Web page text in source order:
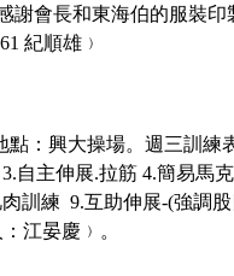
會長和東海伯的服裝
紀順雄﹚
：興大操場。 週三訓練
主伸展.拉筋 4.簡易馬
訓練 9.互助伸展-(強調
：江晏慶﹚。